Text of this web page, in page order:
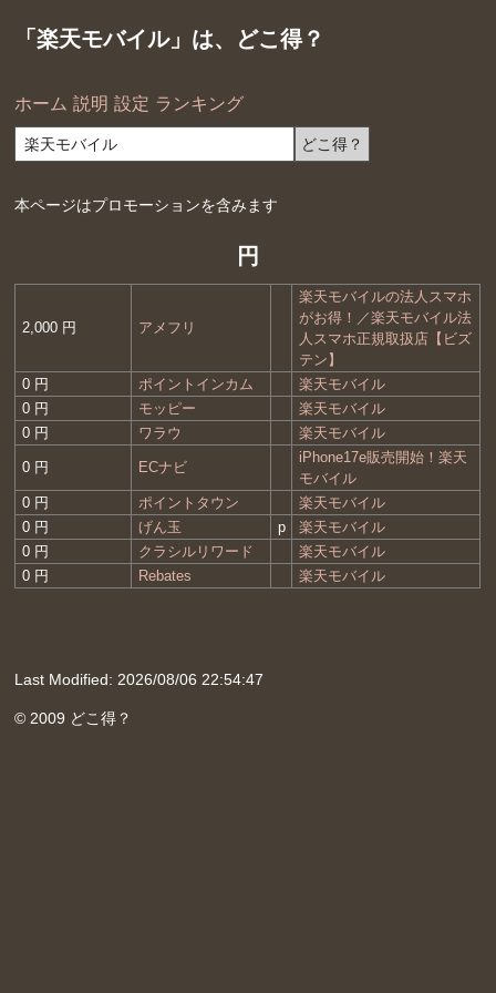
「楽天モバイル」は、どこ得？
ホーム 説明 設定 ランキング
本ページはプロモーションを含みます
円
2,000 円 アメフリ
楽天モバイルの法人スマホ
がお得！／楽天モバイル法
人スマホ正規取扱店【ビズ
テン】
0 円
ポイントインカム
楽天モバイル
0 円
モッピー
楽天モバイル
0 円
ワラウ 楽天モバイル
0 円 ECナビ
iPhone17e販売開始！楽天
モバイル
0 円
ポイントタウン
楽天モバイル
0 円
げん玉 p
楽天モバイル
0 円
クラシルリワード
楽天モバイル
0 円
Rebates 楽天モバイル
Last Modified: 2026/08/06 22:54:47
© 2009 どこ得？